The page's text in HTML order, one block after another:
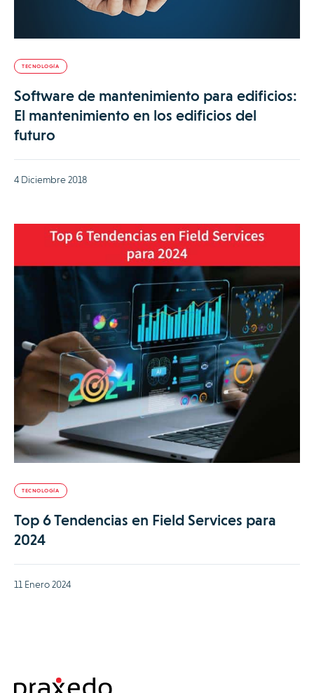
TECNOLOGÍA
Software de mantenimiento para edificios:
El mantenimiento en los edificios del
futuro
4 Diciembre 2018
TECNOLOGÍA
Top 6 Tendencias en Field Services para
2024
11 Enero 2024